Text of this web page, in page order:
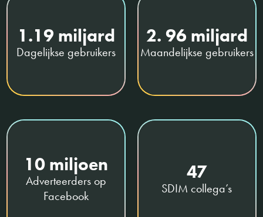
1.19 miljard
Dagelijkse gebruikers
2. 96 miljard
Maandelijkse gebruikers
10 miljoen
Adverteerders op
Facebook
47
SDIM collega’s